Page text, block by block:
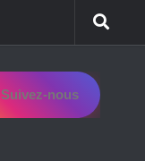
Suivez-nous